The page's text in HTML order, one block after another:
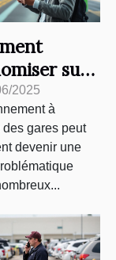
sur
vos
en train
2025
à
des gares peut
devenir une